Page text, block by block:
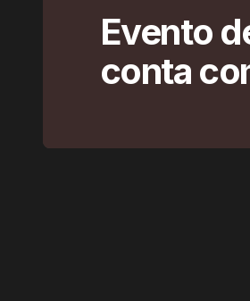
Evento
conta